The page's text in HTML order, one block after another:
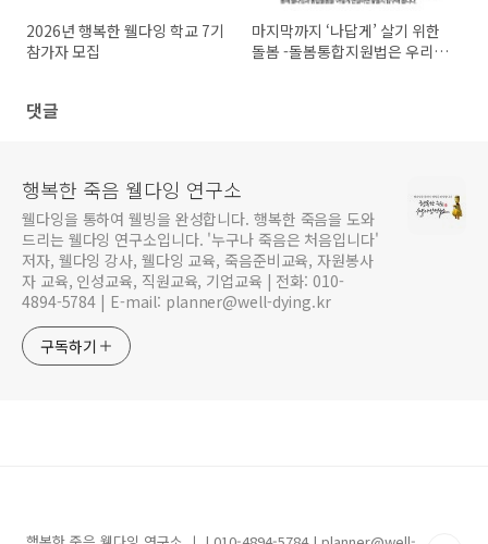
2026년 행복한 웰다잉 학교 7기
참가자 모집
마지막까지 ‘나답게’ 살기 위한
돌봄 -돌봄통합지원법은 우리
댓글
행복한 죽음 웰다잉 연구소
웰다잉을 통하여 웰빙을 완성합니다. 행복한 죽음을 도와
드리는 웰다잉 연구소입니다. '누구나 죽음은 처음입니다'
저자, 웰다잉 강사, 웰다잉 교육, 죽음준비교육, 자원봉사
자 교육, 인성교육, 직원교육, 기업교육 | 전화: 010-
4894-5784 | E-mail: planner@well-dying.kr
구독하기